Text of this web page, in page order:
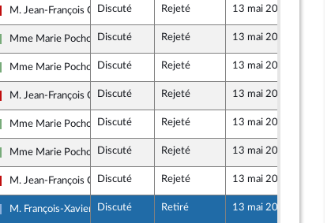
La France insoumise - Nouveau Front Populaire
M. Jean-François Coulomme
Discuté Rejeté 13 mai 2026
Écologiste et Social
Mme Marie Pochon Discuté Rejeté 13 mai 2026
Écologiste et Social
Mme Marie Pochon Discuté Rejeté 13 mai 2026
La France insoumise - Nouveau Front Populaire
M. Jean-François Coulomme
Discuté Rejeté 13 mai 2026
Écologiste et Social
Mme Marie Pochon Discuté Rejeté 13 mai 2026
Écologiste et Social
Mme Marie Pochon Discuté Rejeté 13 mai 2026
La France insoumise - Nouveau Front Populaire
M. Jean-François Coulomme
Discuté Rejeté 13 mai 2026
Droite Républicaine
M. François-Xavier Ceccoli
Discuté Retiré 13 mai 2026